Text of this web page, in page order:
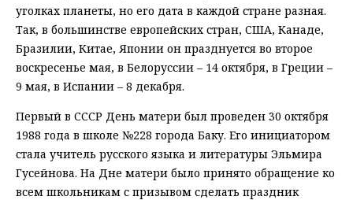
уголках планеты, но его дата в каждой стране разная.
Так, в большинстве европейских стран, США, Канаде,
Бразилии, Китае, Японии он празднуется во второе
воскресенье мая, в Белоруссии – 14 октября, в Греции –
9 мая, в Испании – 8 декабря.
Первый в СССР День матери был проведен 30 октября
1988 года в школе №228 города Баку. Его инициатором
стала учитель русского языка и литературы Эльмира
Гусейнова. На Дне матери было принято обращение ко
всем школьникам с призывом сделать праздник